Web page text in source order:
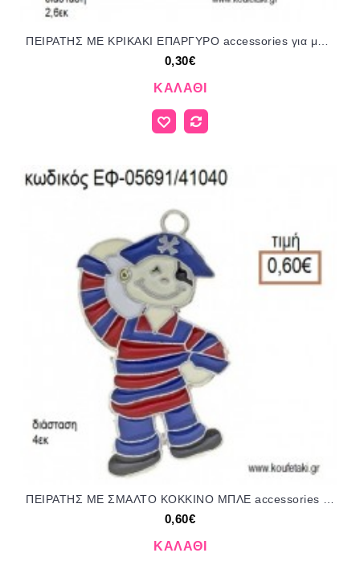
0,30€
ΚΑΛΆΘΙ
0,60€
ΚΑΛΆΘΙ